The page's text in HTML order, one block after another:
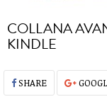
COLLANA
KINDLE
SHARE